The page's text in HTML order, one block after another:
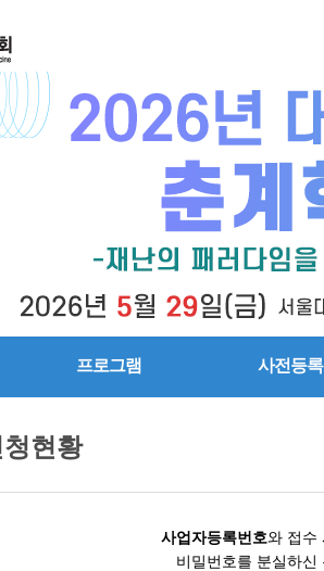
프로그램 사전등록
현황
사업자등록번호와 접수
비밀번호를 분실하